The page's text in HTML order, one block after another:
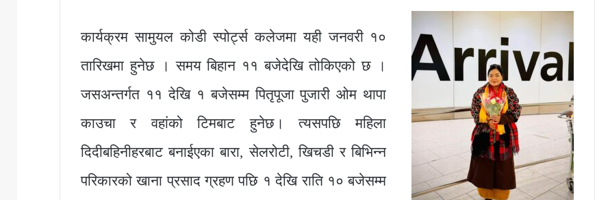
कार्यक्रम सामुयल कोडी स्पोर्ट्स कलेजमा यही जनवरी १०
तारिखमा हुनेछ । समय बिहान ११ बजेदेखि तोकिएको छ ।
जसअन्तर्गत ११ देखि १ बजेसम्म पितृपूजा पुजारी ओम थापा
काउचा र वहांको टिमबाट हुनेछ। त्यसपछि महिला
दिदीबहिनीहरबाट बनाईएका बारा, सेलरोटी, खिचडी र बिभिन्न
परिकारको खाना प्रसाद ग्रहण पछि १ देखि राति १० बजेसम्म